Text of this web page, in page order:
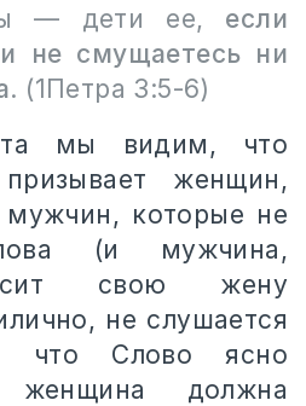
— дети ее, если
не смущаетесь ни
. (1Петра 3:5-6)
мы видим, что
женщин,
которые не
(и мужчина,
свою жену
не слушается
что Слово ясно
женщина должна